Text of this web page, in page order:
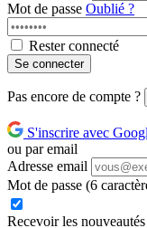
Mot de passe Oublié ?
Rester connecté
Se connecter
Pas encore de compte ?
S'inscrire avec
ou par email
Adresse email
Mot de passe (6
Recevoir les